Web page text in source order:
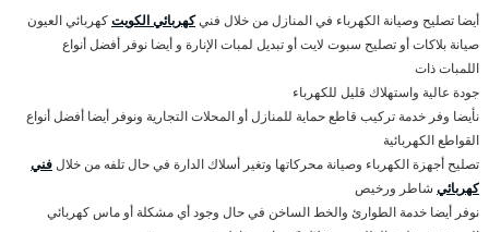
أيضا تصليح وصيانة الكهرباء في المنازل من خلال فنيكهربائي الكويتكهربائي العيون
صيانة بلاكات أو تصليح سبوت لايت أو تبديل لمبات الإنارة و أيضا نوفر أفضل أنواع
اللمبات ذات
جودة عالية واستهلاك قليل للكهرباء
نأيضا وفر خدمة تركيب قاطع حماية للمنازل أو المحلات التجارية ونوفر أيضا أفضل أنواع
القواطع الكهربائية
تصليح أجهزة الكهرباء وصيانة محركاتها وتغير أسلاك الدارة في حال تلفه من خلالفني
كهربائي شاطر ورخيص
نوفر أيضا خدمة الطوارئ والخط الساخن في حال وجود أي مشكلة أو ماس كهربائي